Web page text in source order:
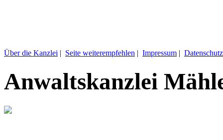
Über die Kanzlei | Seite weiterempfehlen | Impressum |
Anwaltskanzlei